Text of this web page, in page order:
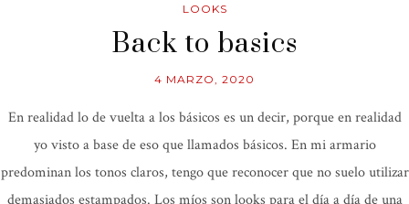
LOOKS
Back to basics
4 MARZO, 2020
En realidad lo de vuelta a los básicos es un decir, porque en realidad
yo visto a base de eso que llamados básicos. En mi armario
predominan los tonos claros, tengo que reconocer que no suelo utilizar
demasiados estampados. Los míos son looks para el día a día de una